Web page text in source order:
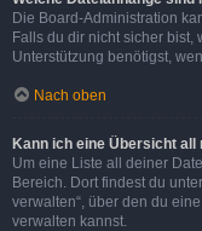
Die Board-Administration
Falls du dir nicht sicher bist,
Unterstützung benötigst,
Nach oben
Kann ich eine Übersicht all
Um eine Liste all deiner
Bereich. Dort findest du
verwalten“, über den du
verwalten kannst.